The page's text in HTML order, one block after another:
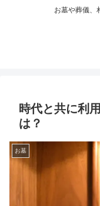
お墓や葬儀、
時代と共に利
は？
お墓